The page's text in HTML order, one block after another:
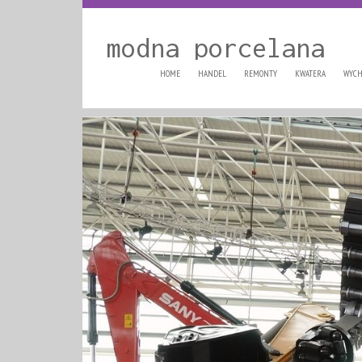
modna porcelana
HOME HANDEL REMONTY KWATERA